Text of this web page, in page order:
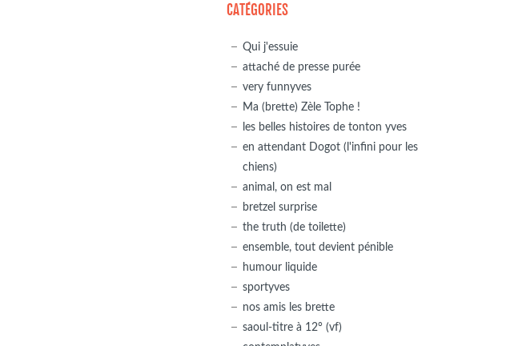
CATÉGORIES
Qui j'essuie
attaché de presse purée
very funnyves
Ma (brette) Zèle Tophe !
les belles histoires de tonton yves
en attendant Dogot (l'infini pour les
chiens)
animal, on est mal
bretzel surprise
the truth (de toilette)
ensemble, tout devient pénible
humour liquide
sportyves
nos amis les brette
saoul-titre à 12° (vf)